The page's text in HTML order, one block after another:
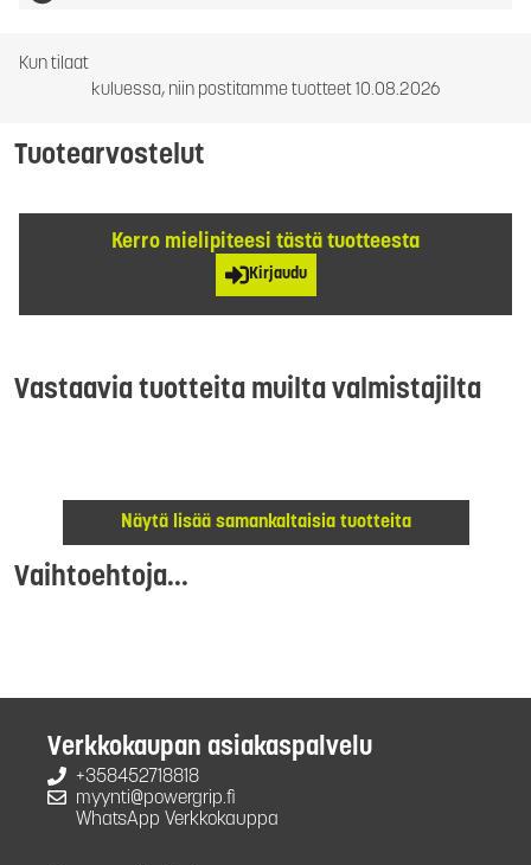
Kun tilaat
kuluessa, niin postitamme tuotteet 10.08.2026
Tuotearvostelut
Kerro mielipiteesi tästä tuotteesta
Kirjaudu
Vastaavia tuotteita muilta valmistajilta
Näytä lisää samankaltaisia tuotteita
Vaihtoehtoja...
Verkkokaupan asiakaspalvelu
+358452718818
myynti@powergrip.fi
WhatsApp Verkkokauppa